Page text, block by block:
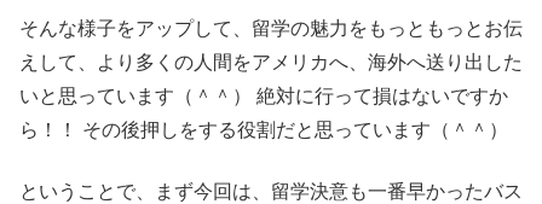
そんな様子をアップして、留学の魅力をもっともっとお伝
えして、より多くの人間をアメリカへ、海外へ送り出した
いと思っています（＾＾） 絶対に行って損はないですか
ら！！ その後押しをする役割だと思っています（＾＾）
ということで、まず今回は、留学決意も一番早かったバス